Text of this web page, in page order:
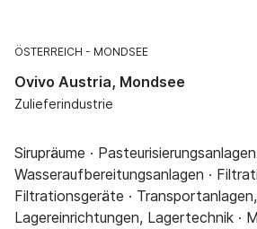
ÖSTERREICH MONDSEE
Ovivo Austria, Mondsee
Zulieferindustrie
Sirupräume · Pasteurisierungsanlagen
Wasseraufbereitungsanlagen ·
Filtrationsgeräte ·
Lagereinrichtungen, Lagertechnik ·